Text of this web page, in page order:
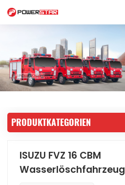
Service
English
Deutsch
português
한국의
PRODUKTKATEGORIEN
ISUZU FVZ 16 CBM
Wasserlöschfahrzeug